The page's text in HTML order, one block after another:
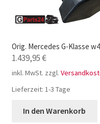
Orig. Mercedes G-Klasse
1.439,95€
inkl. MwSt. zzgl.
Lieferzeit: 1-3 Tage
In den Warenkorb